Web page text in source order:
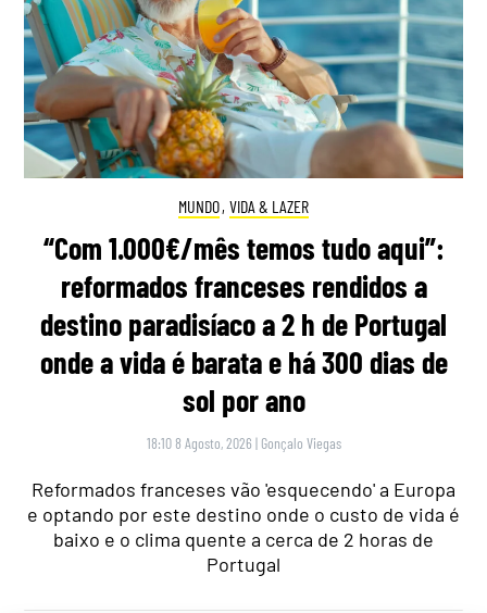
MUNDO, VIDA & LAZER
“Com 1.000€/mês temos tudo aqui”:
reformados franceses rendidos a
destino paradisíaco a 2 h de Portugal
onde a vida é barata e há 300 dias de
sol por ano
18:10 8 Agosto, 2026 | Gonçalo Viegas
Reformados franceses vão 'esquecendo' a Europa
e optando por este destino onde o custo de vida é
baixo e o clima quente a cerca de 2 horas de
Portugal